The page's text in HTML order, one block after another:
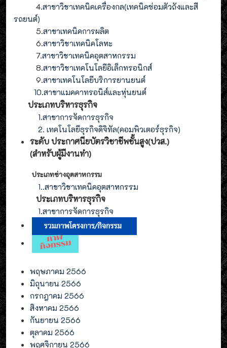
4.สาขาวิชาเทคนิคเครื่องกล(เทคนิคซ่อมตัวถังและสี
รถยนต์)
5.สาขาเทคนิคการผลิต
6.สาขาวิชาเทคนิคโลหะ
7.สาขาวิชาเทคนิคอุตสาหกรรม
8.สาขาวิชาเทคโนโลยีอิเล็กทรอนิกส์
9.สาขาเทคโนโลยีบริการยานยนต์
10.สาขาแมคคาทรอนิส์และหุ่นยนต์
ประเภทบริหารธุรกิจ
1.สาขาการจัดการธุรกิจ
2. เทคโนโลยีธุรกิจดิจิทัล(คอมพิวเตอร์ธุรกิจ)
ระดับ ประกาศนียบัตรวิชาชีพชั้นสูง(ปวส.)
(สำหรับผู้มีงานทำ)
ประเภทช่างอุตสาหกรรม
1..สาขาวิชาเทคนิคอุตสาหกรรม
ประเภทบริหารธุรกิจ
1.สาขาการจัดการธุรกิจ
พฤษภาคม 2566
มิถุนายน 2566
กรกฎาคม 2566
สิงหาคม 2566
กันยายน 2566
ตุลาคม 2566
พฤศจิกายน 2566